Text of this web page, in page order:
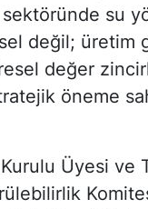
su
değil; üretim
değer
öneme
Üyesi ve